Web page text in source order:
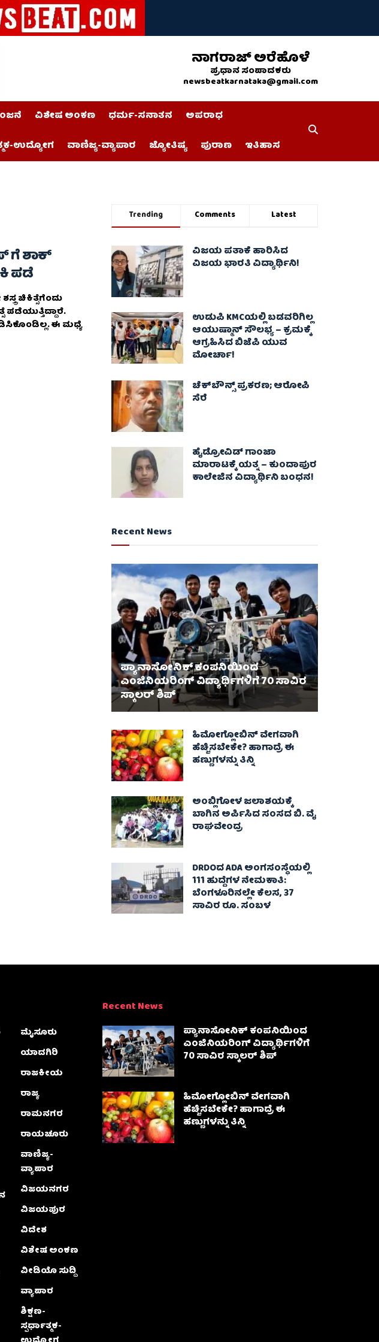
ನಾಗರಾಜ್ ಅರೆಹೊಳೆ
ಪ್ರಧಾನ ಸಂಪಾದಕರು
newsbeatkarnataka@gmail.com
ವಿಶೇಷ ಅಂಕಣ ಧರ್ಮ-ಸನಾತನ
ಅಪರಾಧ
ಉದ್ಯೋಗ ವಾಣಿಜ್ಯ-ವ್ಯಾಪಾರ ಜ್ಯೋತಿಷ್ಯ ಪುರಾಣ ಇತಿಹಾಸ
ಗೆ ಶಾಕ್
ಪಡೆ
ಚಿಕಿತ್ಸೆಗೆಂದು
ಪಡೆಯುತ್ತಿದ್ದಾರೆ.
ಈ ಮಧ್ಯೆ
Trending Comments Latest
ವಿಜಯ ಪತಾಕೆ ಹಾರಿಸಿದ
ವಿಜಯ ಭಾರತಿ ವಿದ್ಯಾರ್ಥಿನಿ!
ಉಡುಪಿ KMCಯಲ್ಲಿ ಬಡವರಿಗಿಲ್ಲ
ಆಯುಷ್ಮಾನ್ ಸೌಲಭ್ಯ – ಕ್ರಮಕ್ಕೆ
ಆಗ್ರಹಿಸಿದ ಬಿಜೆಪಿ ಯುವ
ಮೋರ್ಚಾ!
ಚೆಕ್​ಬೌನ್ಸ್​ ಪ್ರಕರಣ; ಆರೋಪಿ
ಸೆರೆ
ಹೈಡ್ರೋವಿಡ್ ಗಾಂಜಾ
ಮಾರಾಟಕ್ಕೆ ಯತ್ನ – ಕುಂದಾಪುರ
ಕಾಲೇಜಿನ ವಿದ್ಯಾರ್ಥಿನಿ ಬಂಧನ!
Recent News
ಪ್ಯಾನಾಸೋನಿಕ್ ಕಂಪನಿಯಿಂದ
ಎಂಜಿನಿಯರಿಂಗ್ ವಿದ್ಯಾರ್ಥಿಗಳಿಗೆ 70 ಸಾವಿರ
ಸ್ಕಾಲರ್ ಶಿಪ್
ಹಿಮೋಗ್ಲೋಬಿನ್ ವೇಗವಾಗಿ
ಹೆಚ್ಚಿಸಬೇಕೇ? ಹಾಗಾದ್ರೆ ಈ
ಹಣ್ಣುಗಳನ್ನು ತಿನ್ನಿ
ಅಂಬ್ಲಿಗೋಳ ಜಲಾಶಯಕ್ಕೆ
ಬಾಗಿನ ಅರ್ಪಿಸಿದ ಸಂಸದ ಬಿ. ವೈ
ರಾಘವೇಂದ್ರ
DRDOದ ADA ಅಂಗಸಂಸ್ಥೆಯಲ್ಲಿ
111 ಹುದ್ದೆಗಳ ನೇಮಕಾತಿ:
ಬೆಂಗಳೂರಿನಲ್ಲೇ ಕೆಲಸ, 37
ಸಾವಿರ ರೂ. ಸಂಬಳ
ಮೈಸೂರು
ಯಾದಗಿರಿ
ರಾಜಕೀಯ
ರಾಜ್ಯ
ರಾಮನಗರ
ರಾಯಚೂರು
ವಾಣಿಜ್ಯ-
ವ್ಯಾಪಾರ
ವಿಜಯನಗರ
ವಿಜಯಪುರ
ವಿದೇಶ
ವಿಶೇಷ ಅಂಕಣ
ವೀಡಿಯೊ ಸುದ್ದಿ
ವ್ಯಾಪಾರ
ಶಿಕ್ಷಣ-
ಸ್ಪರ್ಧಾತ್ಮಕ-
Recent News
ಪ್ಯಾನಾಸೋನಿಕ್ ಕಂಪನಿಯಿಂದ
ಎಂಜಿನಿಯರಿಂಗ್ ವಿದ್ಯಾರ್ಥಿಗಳಿಗೆ
70 ಸಾವಿರ ಸ್ಕಾಲರ್ ಶಿಪ್
ಹಿಮೋಗ್ಲೋಬಿನ್ ವೇಗವಾಗಿ
ಹೆಚ್ಚಿಸಬೇಕೇ? ಹಾಗಾದ್ರೆ ಈ
ಹಣ್ಣುಗಳನ್ನು ತಿನ್ನಿ